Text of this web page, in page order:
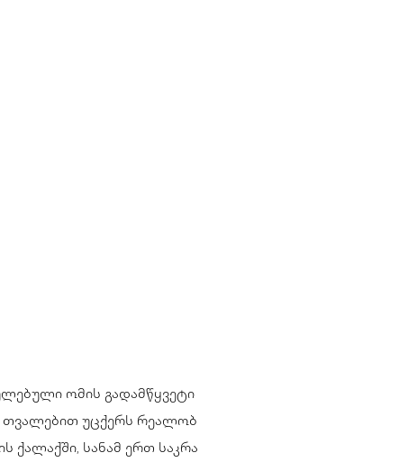
ომის გადამწყვეტი
თვალებით უცქერს რეალობ
ქალაქში, სანამ ერთ საკრა